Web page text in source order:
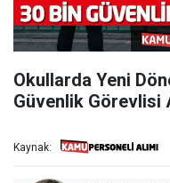
Okullarda Yeni
Güvenlik Görevlisi
Kaynak: